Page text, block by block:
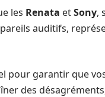
les Renata etSony,
auditifs,
pour garantir que
des